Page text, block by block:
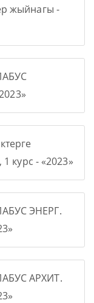
жыйнагы -
курс - «2023»
ЭНЕРГ.
АРХИТ.